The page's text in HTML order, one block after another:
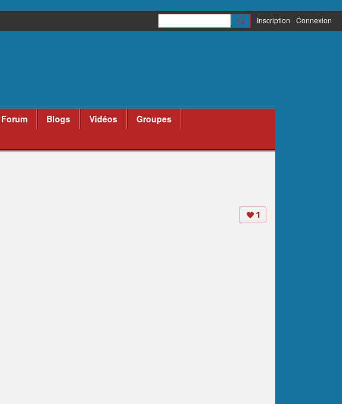
Inscription Connexion
Forum Blogs Vidéos
Groupes
1